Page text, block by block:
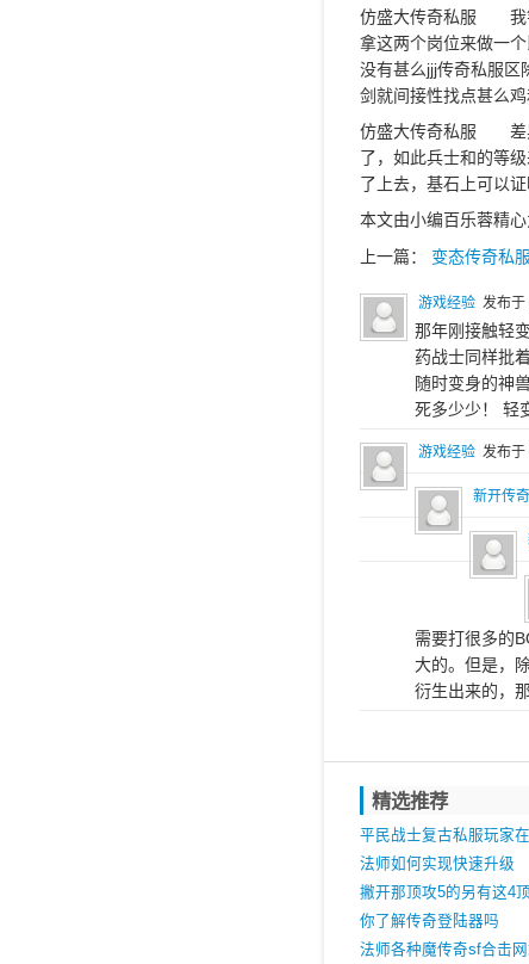
仿盛大传奇私服 我针
拿这两个岗位来做一
没有甚么jjj传奇私服区
剑就间接性找点甚么
仿盛大传奇私服 差异
了，如此兵士和的等
了上去，基石上可以
本文由小编百乐蓉精
上一篇： 变态传奇私
游戏经验 发布于
那年刚接触轻
药战士同样批
随时变身的神
死多少少！ 轻
游戏经验 发布于
新开传奇
需要打很多的
大的。但是，
衍生出来的，
精选推荐
平民战士复古私服玩家
中开荒是最悲惨的
法师如何实现快速升级
撇开那顶攻5的另有这4
尖青铜头盔
你了解传奇登陆器吗
法师各种魔传奇sf合击